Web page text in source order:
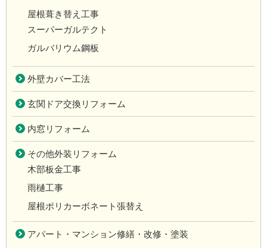
屋根葺き替え工事
スーパーガルテクト
ガルバリウム鋼板
外壁カバー工法
玄関ドア交換リフォーム
内窓リフォーム
その他外装リフォーム
木部板金工事
雨樋工事
屋根ポリカーボネート張替え
アパート・マンション修繕・改修・塗装